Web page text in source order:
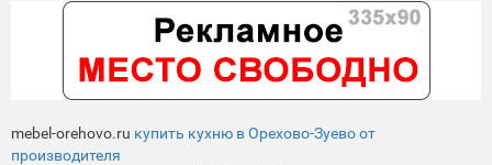
mebel-orehovo.ru купить кухню в Орехово-Зуево от
производителя